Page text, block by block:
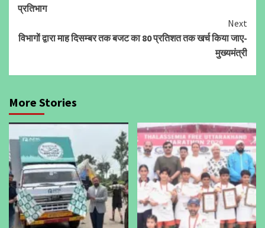
प्रतिभाग
Next
विभागों द्वारा माह दिसम्बर तक बजट का 80 प्रतिशत तक खर्च किया जाए-
मुख्यमंत्री
More Stories